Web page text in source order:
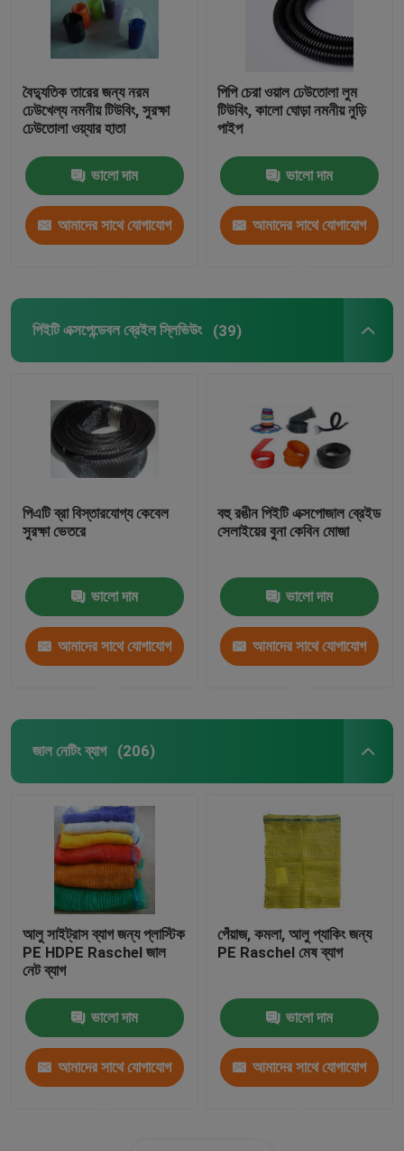
বৈদ্যুতিক তারের জন্য নরম
ঢেউখেল্য নমনীয় টিউবিং, সুরক্ষা
ঢেউতোলা ওয়্যার হাতা
ভালো দাম
আমাদের সাথে যোগাযোগ
পিপি চেরা ওয়াল ঢেউতোলা লুম
টিউবিং, কালো ঘোড়া নমনীয় নুড়ি
পাইপ
ভালো দাম
আমাদের সাথে যোগাযোগ
পিইটি এক্সপেন্ডেবল ব্রেইল স্লিভিউং (39)
পিএটি ব্রা বিস্তারযোগ্য কেবেল
সুরক্ষা ভেতরে
ভালো দাম
আমাদের সাথে যোগাযোগ
বহু রঙীন পিইটি এক্সপোজাল ব্রেইড
সেলাইয়ের বুনা কেবিন মোজা
ভালো দাম
আমাদের সাথে যোগাযোগ
জাল নেটিং ব্যাগ (206)
আলু সাইট্রাস ব্যাগ জন্য প্লাস্টিক
PE HDPE Raschel জাল
নেট ব্যাগ
ভালো দাম
আমাদের সাথে যোগাযোগ
পেঁয়াজ, কমলা, আলু প্যাকিং জন্য
PE Raschel মেষ ব্যাগ
ভালো দাম
আমাদের সাথে যোগাযোগ